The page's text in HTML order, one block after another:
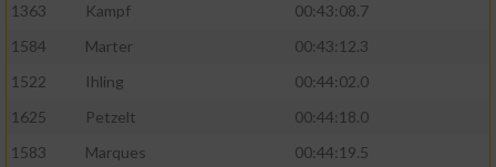
1363
Kampf
00:43:08.7
1584
Marter
00:43:12.3
1522
Ihling
00:44:02.0
1625
Petzelt
00:44:18.0
1583
Marques
00:44:19.5